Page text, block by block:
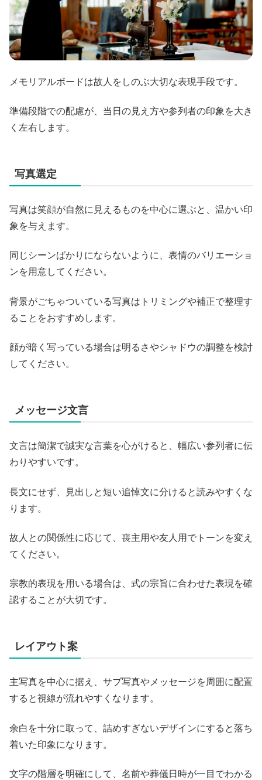
メモリアルボードは故人をしのぶ大切な表現手段です。
準備段階での配慮が、当日の見え方や参列者の印象を大き
く左右します。
写真選定
写真は笑顔が自然に見えるものを中心に選ぶと、温かい印
象を与えます。
同じシーンばかりにならないように、表情のバリエーショ
ンを用意してください。
背景がごちゃついている写真はトリミングや補正で整理す
ることをおすすめします。
顔が暗く写っている場合は明るさやシャドウの調整を検討
してください。
メッセージ文言
文言は簡潔で誠実な言葉を心がけると、幅広い参列者に伝
わりやすいです。
長文にせず、見出しと短い追悼文に分けると読みやすくな
ります。
故人との関係性に応じて、喪主用や友人用でトーンを変え
てください。
宗教的表現を用いる場合は、式の宗旨に合わせた表現を確
認することが大切です。
レイアウト案
主写真を中心に据え、サブ写真やメッセージを周囲に配置
すると視線が流れやすくなります。
余白を十分に取って、詰めすぎないデザインにすると落ち
着いた印象になります。
文字の階層を明確にして、名前や葬儀日時が一目でわかる